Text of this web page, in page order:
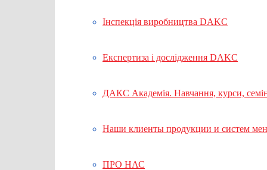
Інспекція виробництва DAKC
Експертиза і дослідження DAKC
ДАКС Академія. Навчання, курси,
Наши клиенты продукции и систем
ПРО НАС